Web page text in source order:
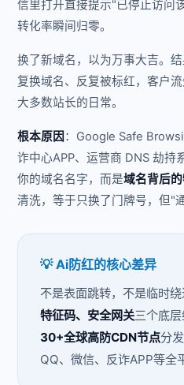
信里打开直接提示"已停止访问
转化率瞬间归零。
换了新域名，以为万事大吉。
复换域名、反复被标红，客户
大多数站长的日常。
根本原因 ：Google Safe
诈中心APP、运营商 DNS 劫
你的域名名字，而是域名背后
清洗，等于只换了门牌号，但"
💡 Ai防红的核心差异
不是表面跳转，不是临时
特征码、安全网关三个底
30+全球高防CDN节点分
QQ、微信、反诈APP等全